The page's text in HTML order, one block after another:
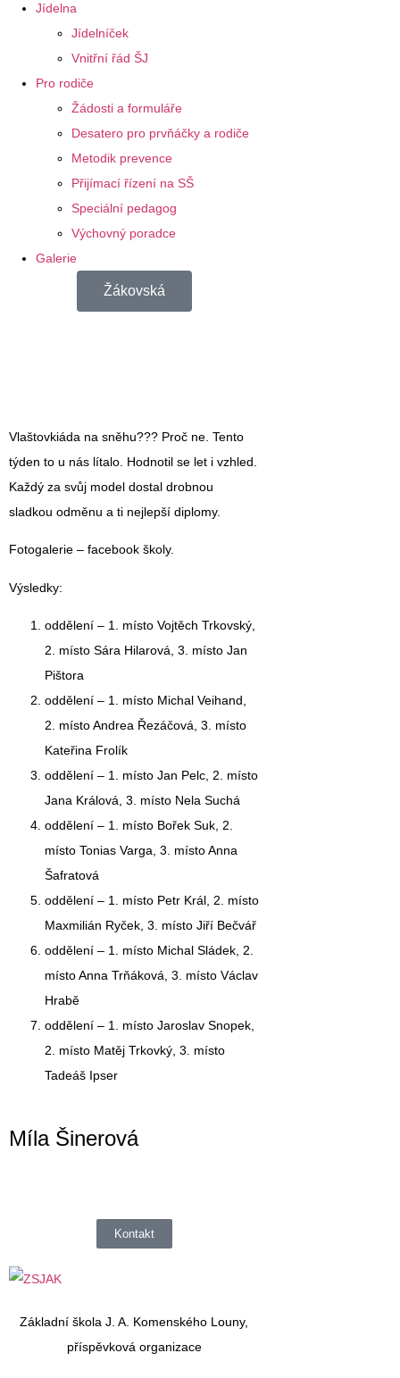
Jídelna
Jídelníček
Vnitřní řád ŠJ
Pro rodiče
Žádosti a formuláře
Desatero pro prvňáčky a rodiče
Metodik prevence
Přijímací řízení na SŠ
Speciální pedagog
Výchovný poradce
Galerie
Žákovská
Vlaštovkiáda na sněhu??? Proč ne. Tento
týden to u nás lítalo. Hodnotil se let i vzhled.
Každý za svůj model dostal drobnou
sladkou odměnu a ti nejlepší diplomy.
Fotogalerie – facebook školy.
Výsledky:
oddělení – 1. místo Vojtěch Trkovský
2. místo Sára Hilarová, 3. místo Jan
Pištora
oddělení – 1. místo Michal Veihand,
2. místo Andrea Řezáčová, 3. místo
Kateřina Frolík
oddělení – 1. místo Jan Pelc , 2. místo
Jana Králová, 3. místo Nela Suchá
oddělení – 1. místo Bořek Suk , 2.
místo Tonias Varga, 3. místo Anna
Šafratová
oddělení – 1. místo Petr Král , 2. místo
Maxmilián Ryček, 3. místo Jiří Bečvář
oddělení – 1. místo Michal Sládek , 2.
místo Anna Trňáková, 3. místo Václav
Hrabě
oddělení – 1. místo Jaroslav Snopek
2. místo Matěj Trkovký, 3. místo
Tadeáš Ipser
Míla Šinerová
Kontakt
Základní škola J. A. Komenského Louny,
příspěvková organizace